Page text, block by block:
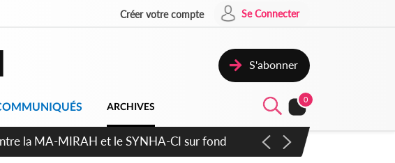
Créer votre compte Se Connecter
S'abonner
ARCHIVES
0
démocratique plus apaisé